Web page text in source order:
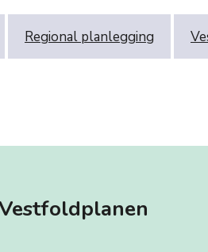
Regional planlegging